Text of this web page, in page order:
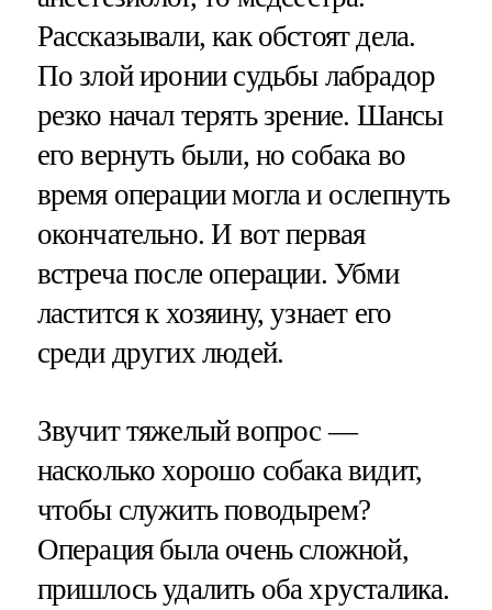
Рассказывали, как обстоят дела.
По злой иронии судьбы лабрадор
резко начал терять зрение. Шансы
его вернуть были, но собака во
время операции могла и ослепнуть
окончательно. И вот первая
встреча после операции. Убми
ластится к хозяину, узнает его
среди других людей.
Звучит тяжелый вопрос —
насколько хорошо собака видит,
чтобы служить поводырем?
Операция была очень сложной,
пришлось удалить оба хрусталика.